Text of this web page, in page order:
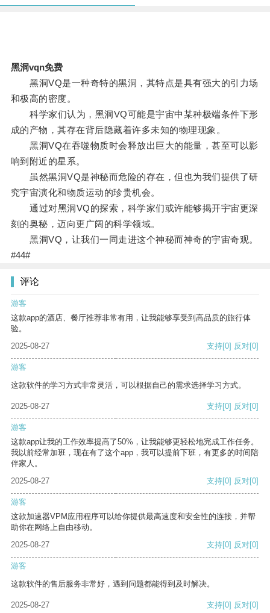
黑洞vqn免费
黑洞VQ是一种奇特的黑洞，其特点是具有强大的引力场
和极高的密度。
科学家们认为，黑洞VQ可能是宇宙中某种极端条件下形
成的产物，其存在背后隐藏着许多未知的物理现象。
黑洞VQ在吞噬物质时会释放出巨大的能量，甚至可以影
响到附近的星系。
虽然黑洞VQ是神秘而危险的存在，但也为我们提供了研
究宇宙演化和物质运动的珍贵机会。
通过对黑洞VQ的探索，科学家们或许能够揭开宇宙更深
刻的奥秘，迈向更广阔的科学领域。
黑洞VQ，让我们一同走进这个神秘而神奇的宇宙奇观。
#44#
评论
游客
这款app的酒店、餐厅推荐非常有用，让我能够享受到高品质的旅行体
验。
2025-08-27
支持[0] 反对[0]
游客
这款软件的学习方式非常灵活，可以根据自己的需求选择学习方式。
2025-08-27 支持[0] 反对[0]
游客
这款app让我的工作效率提高了50%，让我能够更轻松地完成工作任务。
我以前经常加班，现在有了这个app，我可以提前下班，有更多的时间陪
伴家人。
2025-08-27
支持[0] 反对[0]
游客
这款加速器VPM应用程序可以给你提供最高速度和安全性的连接，并帮
助你在网络上自由移动。
2025-08-27
支持[0] 反对[0]
游客
这款软件的售后服务非常好，遇到问题都能得到及时解决。
2025-08-27 支持[0] 反对[0]